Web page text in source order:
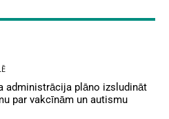
administrācija plāno izsludināt
par vakcīnām un autismu